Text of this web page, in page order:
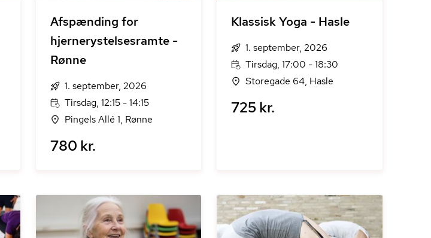
Afspænding for
hjernerystelsesramte -
Rønne
1. september, 2026
Tirsdag, 12:15 - 14:15
Pingels Allé 1, Rønne
780 kr.
Klassisk Yoga - Hasle
1. september, 2026
Tirsdag, 17:00 - 18:30
Storegade 64, Hasle
725 kr.